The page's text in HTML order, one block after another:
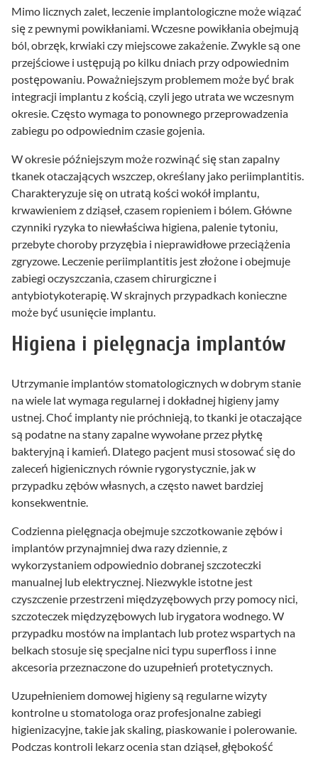
Mimo licznych zalet, leczenie implantologiczne może wiązać
się z pewnymi powikłaniami. Wczesne powikłania obejmują
ból, obrzęk, krwiaki czy miejscowe zakażenie. Zwykle są one
przejściowe i ustępują po kilku dniach przy odpowiednim
postępowaniu. Poważniejszym problemem może być brak
integracji implantu z kością, czyli jego utrata we wczesnym
okresie. Często wymaga to ponownego przeprowadzenia
zabiegu po odpowiednim czasie gojenia.
W okresie późniejszym może rozwinąć się stan zapalny
tkanek otaczających wszczep, określany jako periimplantitis.
Charakteryzuje się on utratą kości wokół implantu,
krwawieniem z dziąseł, czasem ropieniem i bólem. Główne
czynniki ryzyka to niewłaściwa higiena, palenie tytoniu,
przebyte choroby przyzębia i nieprawidłowe przeciążenia
zgryzowe. Leczenie periimplantitis jest złożone i obejmuje
zabiegi oczyszczania, czasem chirurgiczne i
antybiotykoterapię. W skrajnych przypadkach konieczne
może być usunięcie implantu.
Higiena i pielęgnacja implantów
Utrzymanie implantów stomatologicznych w dobrym stanie
na wiele lat wymaga regularnej i dokładnej higieny jamy
ustnej. Choć implanty nie próchnieją, to tkanki je otaczające
są podatne na stany zapalne wywołane przez płytkę
bakteryjną i kamień. Dlatego pacjent musi stosować się do
zaleceń higienicznych równie rygorystycznie, jak w
przypadku zębów własnych, a często nawet bardziej
konsekwentnie.
Codzienna pielęgnacja obejmuje szczotkowanie zębów i
implantów przynajmniej dwa razy dziennie, z
wykorzystaniem odpowiednio dobranej szczoteczki
manualnej lub elektrycznej. Niezwykle istotne jest
czyszczenie przestrzeni międzyzębowych przy pomocy nici,
szczoteczek międzyzębowych lub irygatora wodnego. W
przypadku mostów na implantach lub protez wspartych na
belkach stosuje się specjalne nici typu superfloss i inne
akcesoria przeznaczone do uzupełnień protetycznych.
Uzupełnieniem domowej higieny są regularne wizyty
kontrolne u stomatologa oraz profesjonalne zabiegi
higienizacyjne, takie jak skaling, piaskowanie i polerowanie.
Podczas kontroli lekarz ocenia stan dziąseł, głębokość